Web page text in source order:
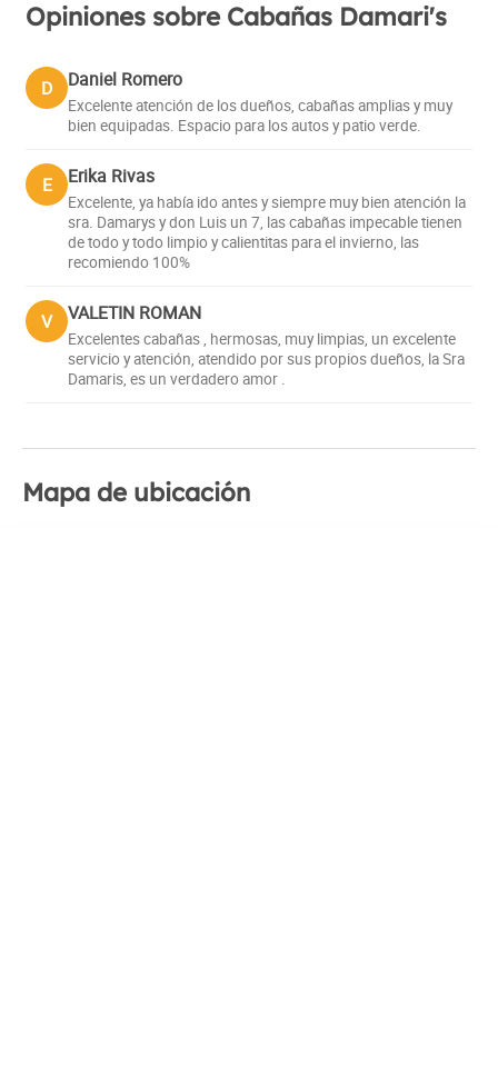
Opiniones sobre Cabañas Damari's
D Daniel Romero
Excelente atención de los dueños, cabañas amplias y muy
bien equipadas. Espacio para los autos y patio verde.
E Erika Rivas
Excelente, ya había ido antes y siempre muy bien atención la
sra. Damarys y don Luis un 7, las cabañas impecable tienen
de todo y todo limpio y calientitas para el invierno, las
recomiendo 100%
V VALETIN ROMAN
Excelentes cabañas , hermosas, muy limpias, un excelente
servicio y atención, atendido por sus propios dueños, la Sra
Damaris, es un verdadero amor .
Mapa de ubicación